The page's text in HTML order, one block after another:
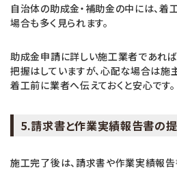
自治体の助成金・補助金の中には、着
場合も多く見られます。
助成金申請に詳しい施工業者であれ
把握はしていますが、心配な場合は施
着工前に業者へ伝えておくと安心です。
5.請求書と作業実績報告書の
施工完了後は、請求書や作業実績報告